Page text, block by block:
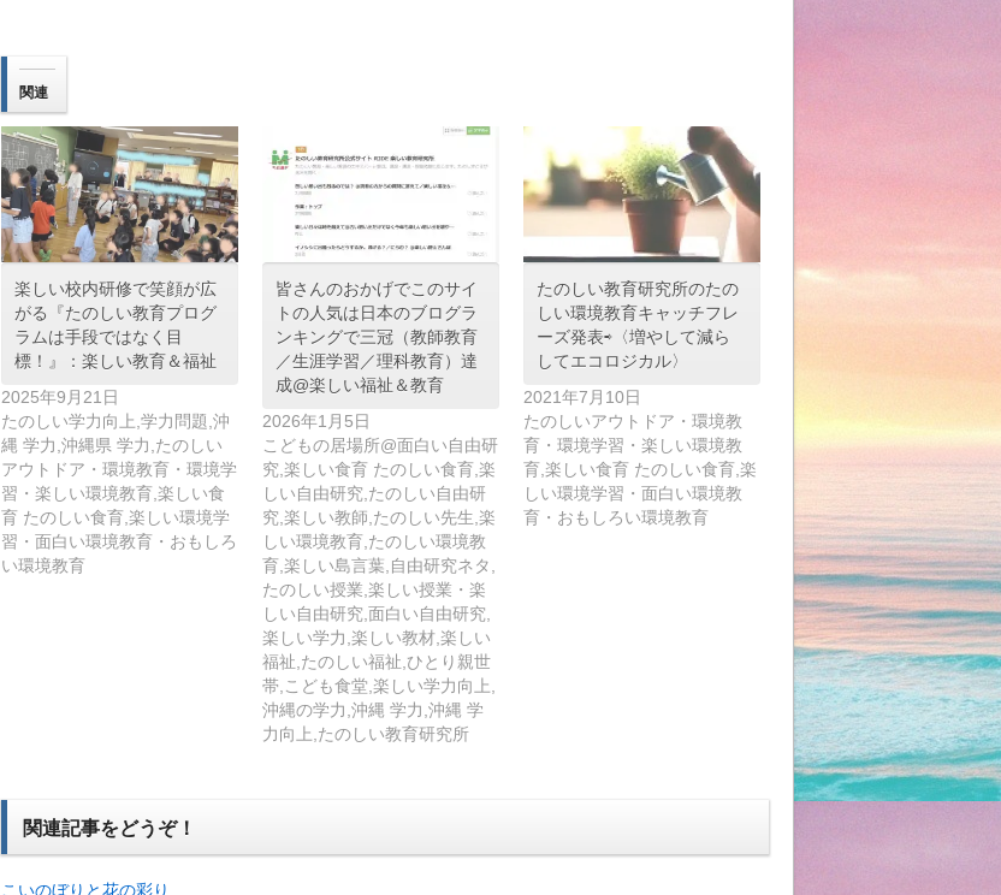
関連
楽しい校内研修で笑顔が広
がる『たのしい教育プログ
ラムは手段ではなく目
標！』：楽しい教育＆福祉
2025年9月21日
たのしい学力向上,学力問題,沖
縄 学力,沖縄県 学力,たのしい
アウトドア・環境教育・環境学
習・楽しい環境教育,楽しい食
育 たのしい食育,楽しい環境学
習・面白い環境教育・おもしろ
い環境教育
皆さんのおかげでこのサイ
トの人気は日本のブログラ
ンキングで三冠（教師教育
／生涯学習／理科教育）達
成@楽しい福祉＆教育
2026年1月5日
こどもの居場所@面白い自由研
究,楽しい食育 たのしい食育,楽
しい自由研究,たのしい自由研
究,楽しい教師,たのしい先生,楽
しい環境教育,たのしい環境教
育,楽しい島言葉,自由研究ネタ,
たのしい授業,楽しい授業・楽
しい自由研究,面白い自由研究,
楽しい学力,楽しい教材,楽しい
福祉,たのしい福祉,ひとり親世
帯,こども食堂,楽しい学力向上,
沖縄の学力,沖縄 学力,沖縄 学
力向上,たのしい教育研究所
たのしい教育研究所のたの
しい環境教育キャッチフレ
ーズ発表⇨〈増やして減ら
してエコロジカル〉
2021年7月10日
たのしいアウトドア・環境教
育・環境学習・楽しい環境教
育,楽しい食育 たのしい食育,楽
しい環境学習・面白い環境教
育・おもしろい環境教育
関連記事をどうぞ！
こいのぼりと花の彩り